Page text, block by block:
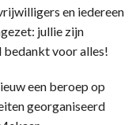
en iedereen
jullie zijn
voor alles!
een beroep op
georganiseerd